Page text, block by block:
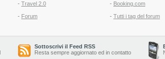
- Travel 2.0
- Forum
- Booking.com
- Tutti i tag del forum
Sottoscrivi il Feed RSS
Resta sempre aggiornato ed in contatto